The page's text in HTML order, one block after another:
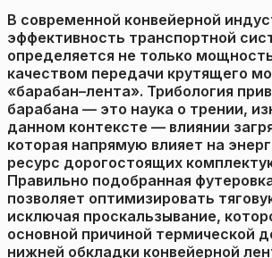
В современной конвейерной
эффективность транспортной
определяется не только
качеством передачи крутящего
«барабан–лента». Трибология
барабана — это наука о трении,
данном контексте — влиянии
которая напрямую влияет на
ресурс дорогостоящих
Правильно подобранная
позволяет оптимизировать
исключая проскальзывание,
основной причиной термической
нижней обкладки конвейерной